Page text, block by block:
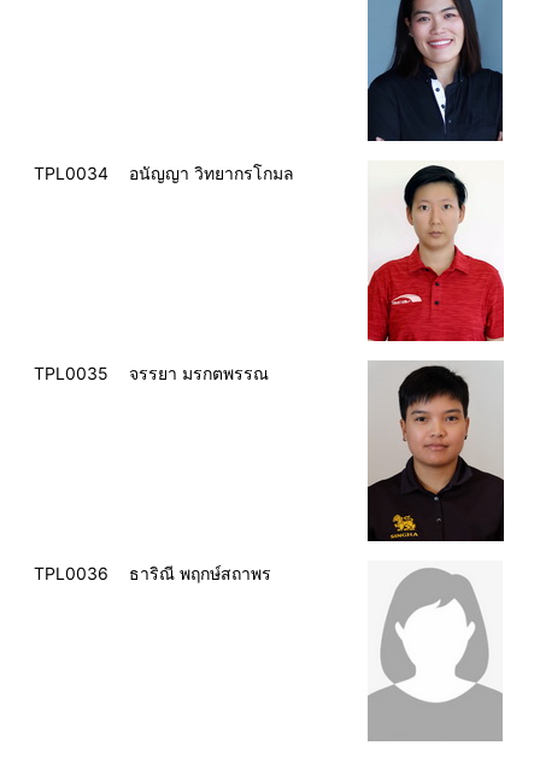
TPL0034 อนัญญา วิทยากรโกมล
TPL0035 จรรยา มรกตพรรณ
TPL0036 ธาริณี พฤกษ์สถาพร